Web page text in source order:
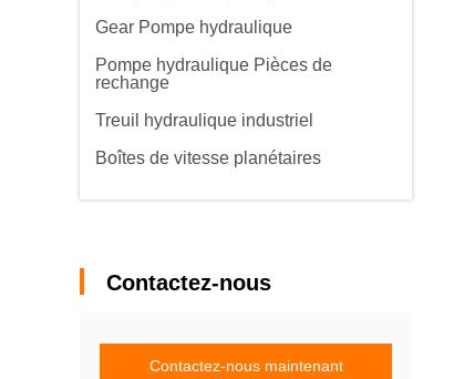
Gear Pompe hydraulique
Pompe hydraulique Pièces de
rechange
Treuil hydraulique industriel
Boîtes de vitesse planétaires
Contactez-nous
Contactez-nous maintenant